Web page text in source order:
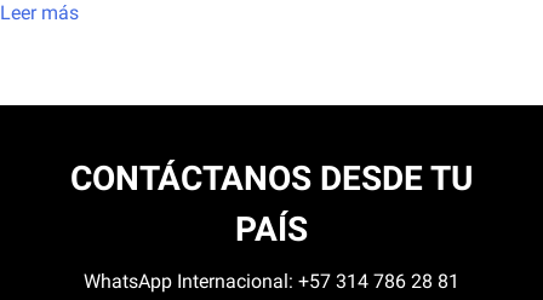
Leer más
CONTÁCTANOS DESDE TU
PAÍS
WhatsApp Internacional: +57 314 786 28 81